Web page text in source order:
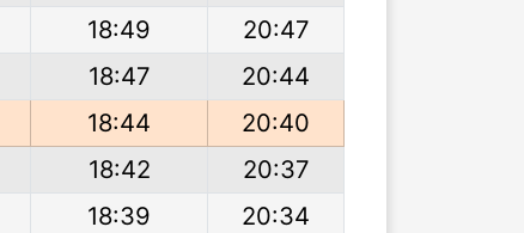
18:49
20:47
18:47
20:44
18:44
20:40
18:42
20:37
18:39
20:34